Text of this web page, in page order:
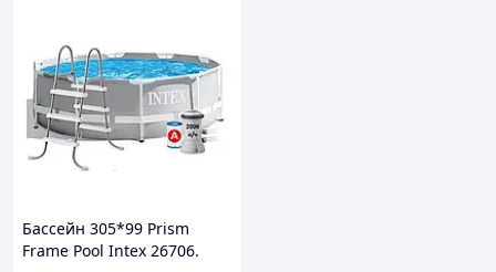
Бассейн 305*99 Prism
Frame Pool Intex 26706.